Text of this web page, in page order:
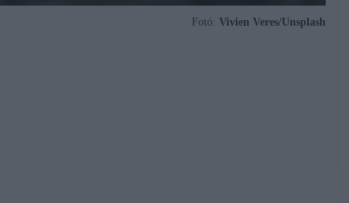
Fotó: Vivien Veres/Unsplash